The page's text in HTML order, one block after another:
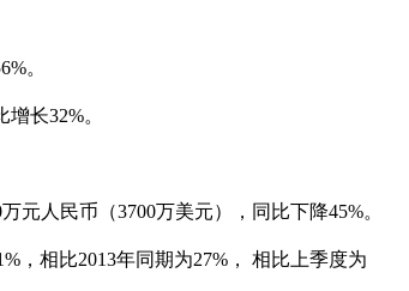
。
增长32%。
万元人民币（3700万美元），同比下降45%。
，相比2013年同期为27% ，
相比上季度为